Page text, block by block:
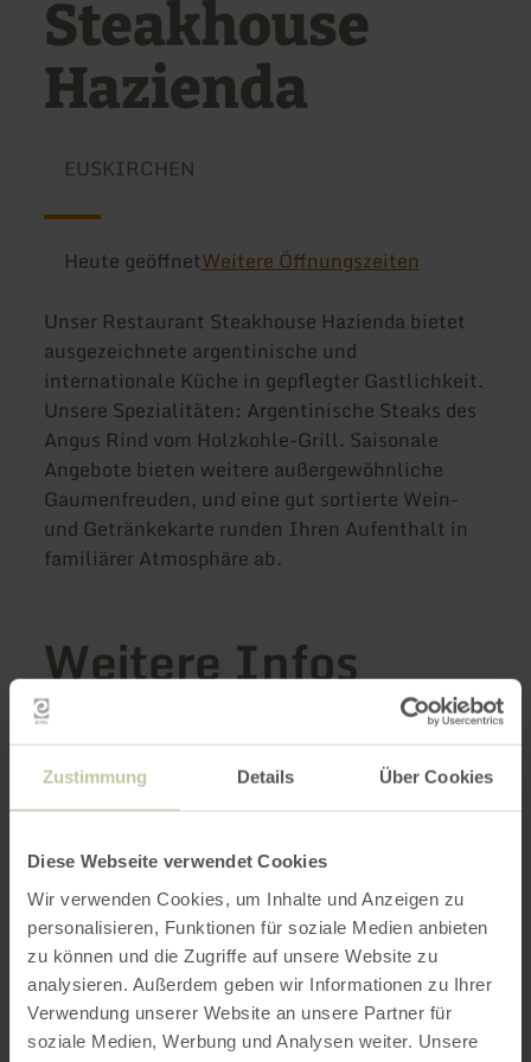
Zustimmung Details Über Cookies
Diese Webseite verwendet Cookies
Wir verwenden Cookies, um Inhalte und Anzeigen zu
personalisieren, Funktionen für soziale Medien anbieten
zu können und die Zugriffe auf unsere Website zu
analysieren. Außerdem geben wir Informationen zu Ihrer
Verwendung unserer Website an unsere Partner für
soziale Medien, Werbung und Analysen weiter. Unsere
Steakhouse
Hazienda
EUSKIRCHEN
Heute geöffnetWeitere Öffnungszeiten
Unser Restaurant Steakhouse Hazienda bietet
ausgezeichnete argentinische und
internationale Küche in gepflegter Gastlichkeit.
Unsere Spezialitäten: Argentinische Steaks des
Angus Rind vom Holzkohle-Grill. Saisonale
Angebote bieten weitere außergewöhnliche
Gaumenfreuden, und eine gut sortierte Wein-
und Getränkekarte runden Ihren Aufenthalt in
familiärer Atmosphäre ab.
Weitere Infos
Öffnungszeiten
Merkmale / Besonderheiten
Kategorien
Impressionen